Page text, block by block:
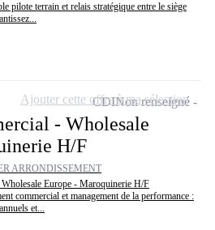
terrain et relais stratégique entre le siège
- Wholesale
H/F
ARRONDISSEMENT
Europe - Maroquinerie H/F
commercial et management de la performance :
et...
CDINon renseigné
Ajouter cette offre à ma sélection